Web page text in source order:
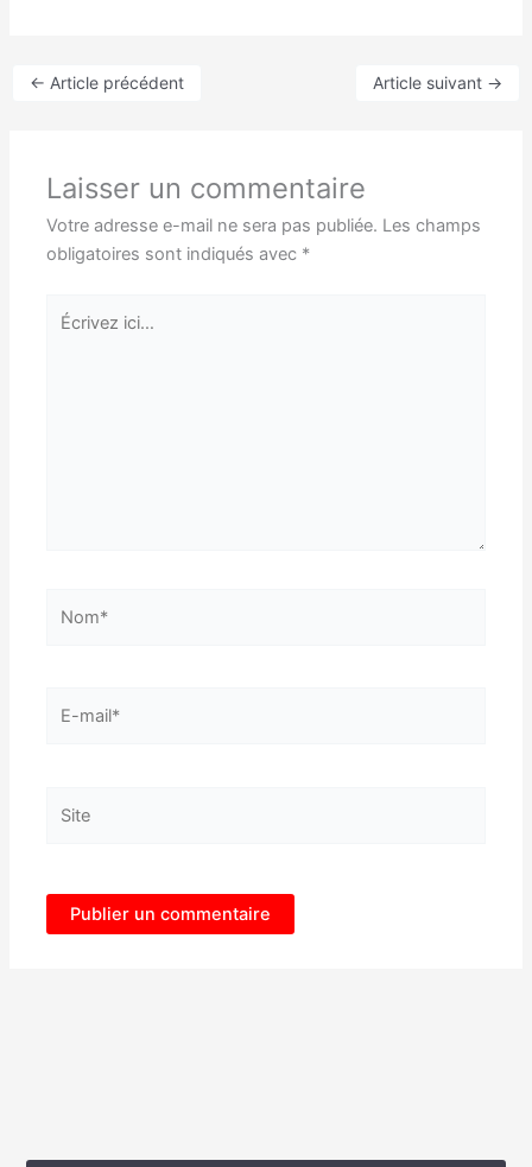
← Article précédent Article suivant →
Laisser un commentaire
Votre adresse e-mail ne sera pas publiée. Les champs
obligatoires sont indiqués avec *
Écrivez
ici…